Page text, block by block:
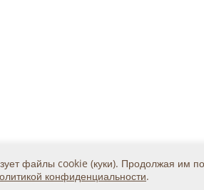
файлы cookie (куки). Продолжая им
конфиденциальности.